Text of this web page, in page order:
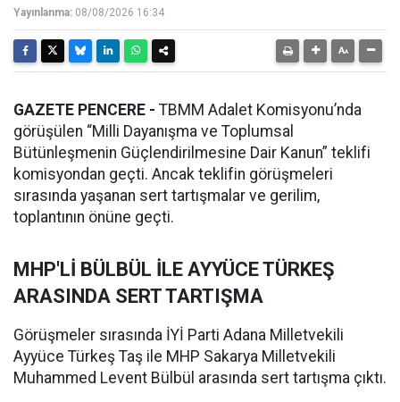
Yayınlanma: 08/08/2026 16:34
GAZETE PENCERE - TBMM Adalet Komisyonu’nda
görüşülen “Milli Dayanışma ve Toplumsal
Bütünleşmenin Güçlendirilmesine Dair Kanun” teklifi
komisyondan geçti. Ancak teklifin görüşmeleri
sırasında yaşanan sert tartışmalar ve gerilim,
toplantının önüne geçti.
MHP'Lİ BÜLBÜL İLE AYYÜCE TÜRKEŞ
ARASINDA SERT TARTIŞMA
Görüşmeler sırasında İYİ Parti Adana Milletvekili
Ayyüce Türkeş Taş ile MHP Sakarya Milletvekili
Muhammed Levent Bülbül arasında sert tartışma çıktı.